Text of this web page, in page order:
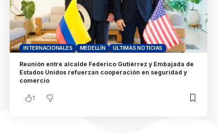
INTERNACIONALES MEDELLÍN ÚLTIMAS NOTICIAS
Reunión entre alcalde Federico Gutiérrez y Embajada de
Estados Unidos refuerzan cooperación en seguridad y
comercio
1